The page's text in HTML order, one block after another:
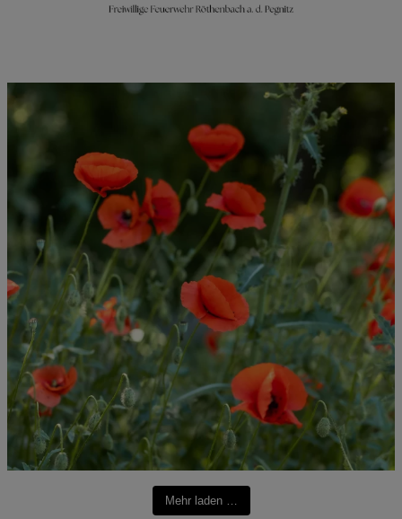
Mehr laden …